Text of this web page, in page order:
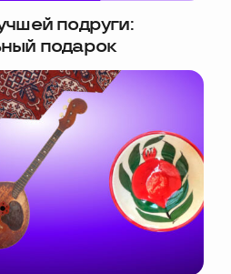
подруги:
подарок